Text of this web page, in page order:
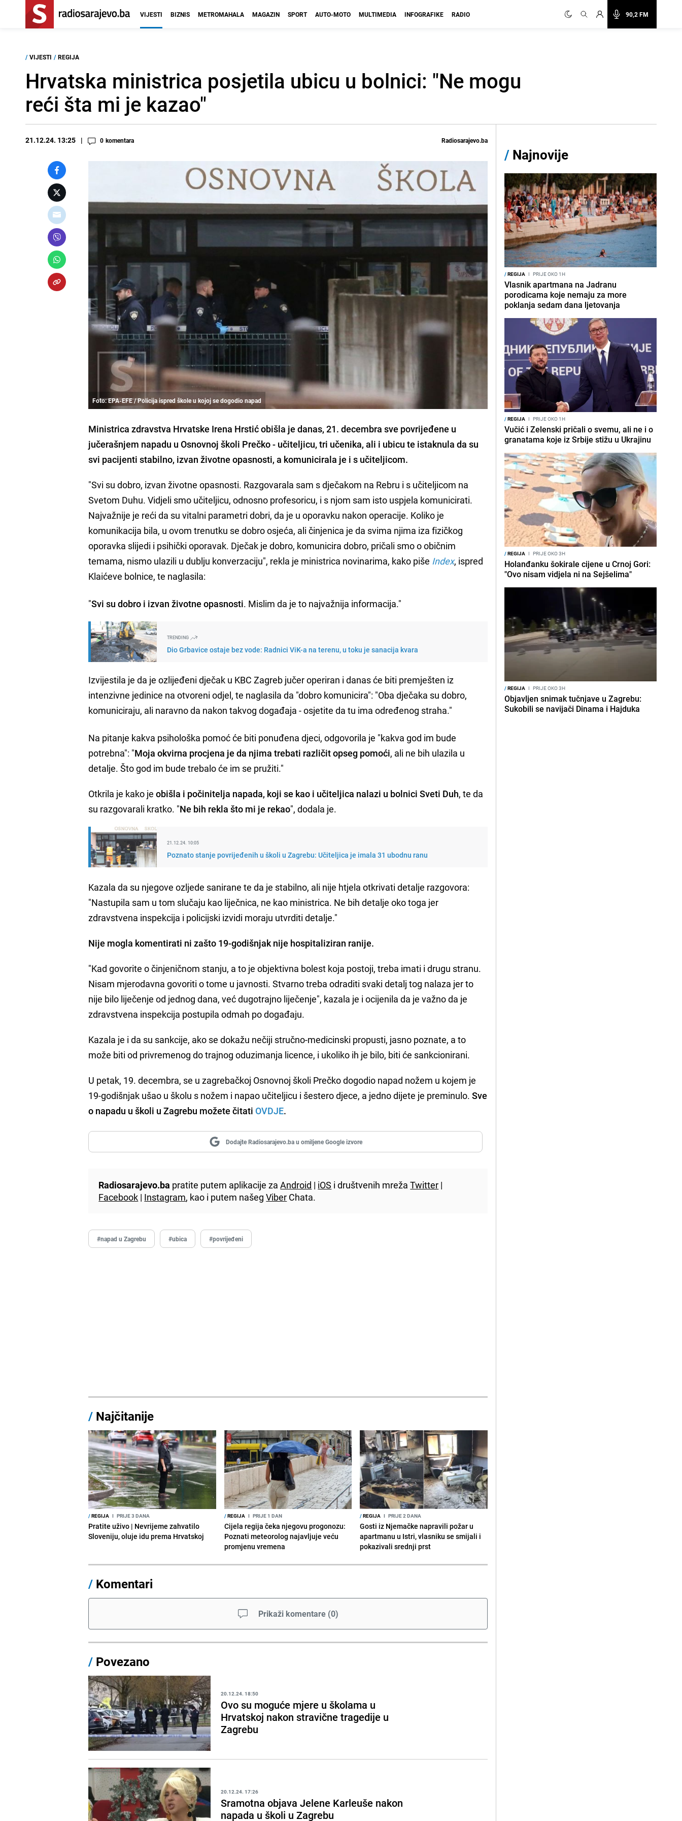
90,2 FM
VIJESTI BIZNIS METROMAHALA MAGAZIN SPORT AUTO-MOTO MULTIMEDIA INFOGRAFIKE RADIO
/ VIJESTI / REGIJA
Hrvatska ministrica posjetila ubicu u bolnici: "Ne mogu
reći šta mi je kazao"
21.12.24. 13:25 0 komentara Radiosarajevo.ba
Foto: EPA-EFE / Policija ispred škole u kojoj se dogodio napad
Ministrica zdravstva Hrvatske Irena Hrstić obišla je danas, 21. decembra sve povrijeđene u
jučerašnjem napadu u Osnovnoj školi Prečko - učiteljicu, tri učenika, ali i ubicu te istaknula da su
svi pacijenti stabilno, izvan životne opasnosti, a komunicirala je i s učiteljicom.
"Svi su dobro, izvan životne opasnosti. Razgovarala sam s dječakom na Rebru i s učiteljicom na
Svetom Duhu. Vidjeli smo učiteljicu, odnosno profesoricu, i s njom sam isto uspjela komunicirati.
Najvažnije je reći da su vitalni parametri dobri, da je u oporavku nakon operacije. Koliko je
komunikacija bila, u ovom trenutku se dobro osjeća, ali činjenica je da svima njima iza fizičkog
oporavka slijedi i psihički oporavak. Dječak je dobro, komunicira dobro, pričali smo o običnim
temama, nismo ulazili u dublju konverzaciju", rekla je ministrica novinarima, kako piše Index, ispred
Klaićeve bolnice, te naglasila:
"Svi su dobro i izvan životne opasnosti. Mislim da je to najvažnija informacija."
TRENDING
Dio Grbavice ostaje bez vode: Radnici ViK-a na terenu, u toku je sanacija kvara
Izvijestila je da je ozlijeđeni dječak u KBC Zagreb jučer operiran i danas će biti premješten iz
intenzivne jedinice na otvoreni odjel, te naglasila da "dobro komunicira": "Oba dječaka su dobro,
komuniciraju, ali naravno da nakon takvog događaja - osjetite da tu ima određenog straha."
Na pitanje kakva psihološka pomoć će biti ponuđena djeci, odgovorila je "kakva god im bude
potrebna": "Moja okvirna procjena je da njima trebati različit opseg pomoći, ali ne bih ulazila u
detalje. Što god im bude trebalo će im se pružiti."
Otkrila je kako jeobišla i počinitelja napada, koji se kao i učiteljica nalazi u bolnici Sveti Duh, te da
su razgovarali kratko. "Ne bih rekla što mi je rekao", dodala je.
21.12.24. 10:05
Poznato stanje povrijeđenih u školi u Zagrebu: Učiteljica je imala 31 ubodnu ranu
Kazala da su njegove ozljede sanirane te da je stabilno, ali nije htjela otkrivati detalje razgovora:
"Nastupila sam u tom slučaju kao liječnica, ne kao ministrica. Ne bih detalje oko toga jer
zdravstvena inspekcija i policijski izvidi moraju utvrditi detalje."
Nije mogla komentirati ni zašto 19-godišnjak nije hospitaliziran ranije.
"Kad govorite o činjeničnom stanju, a to je objektivna bolest koja postoji, treba imati i drugu stranu.
Nisam mjerodavna govoriti o tome u javnosti. Stvarno treba odraditi svaki detalj tog nalaza jer to
nije bilo liječenje od jednog dana, već dugotrajno liječenje", kazala je i ocijenila da je važno da je
zdravstvena inspekcija postupila odmah po događaju.
Kazala je i da su sankcije, ako se dokažu nečiji stručno-medicinski propusti, jasno poznate, a to
može biti od privremenog do trajnog oduzimanja licence, i ukoliko ih je bilo, biti će sankcionirani.
U petak, 19. decembra, se u zagrebačkoj Osnovnoj školi Prečko dogodio napad nožem u kojem je
19-godišnjak ušao u školu s nožem i napao učiteljicu i šestero djece, a jedno dijete je preminulo. Sve
o napadu u školi u Zagrebu možete čitati OVDJE.
Dodajte Radiosarajevo.ba u omiljene Google izvore
Radiosarajevo.ba pratite putem aplikacije zaAndroid | iOS i društvenih mrežaTwitter |
Facebook | Instagram, kao i putem našegViber Chata.
#napad u Zagrebu #ubica #povrijeđeni
/ Najčitanije
/REGIJA I PRIJE 3 DANA
Pratite uživo | Nevrijeme zahvatilo
Sloveniju, oluje idu prema Hrvatskoj
/REGIJA I PRIJE 1 DAN
Cijela regija čeka njegovu progonozu:
Poznati meteorolog najavljuje veću
promjenu vremena
/REGIJA I PRIJE 2 DANA
Gosti iz Njemačke napravili požar u
apartmanu u Istri, vlasniku se smijali i
pokazivali srednji prst
/ Komentari
Prikaži komentare (0)
/ Povezano
20.12.24. 18:50
Ovo su moguće mjere u školama u
Hrvatskoj nakon stravične tragedije u
Zagrebu
20.12.24. 17:26
Sramotna objava Jelene Karleuše nakon
napada u školi u Zagrebu
/ Najnovije
/REGIJA I PRIJE OKO 1H
Vlasnik apartmana na Jadranu
porodicama koje nemaju za more
poklanja sedam dana ljetovanja
/REGIJA I PRIJE OKO 1H
Vučić i Zelenski pričali o svemu, ali ne i o
granatama koje iz Srbije stižu u Ukrajinu
/REGIJA I PRIJE OKO 3H
Holanđanku šokirale cijene u Crnoj Gori:
"Ovo nisam vidjela ni na Sejšelima"
/REGIJA I PRIJE OKO 3H
Objavljen snimak tučnjave u Zagrebu:
Sukobili se navijači Dinama i Hajduka